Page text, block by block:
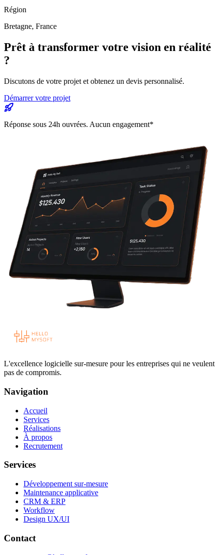
Région
Bretagne, France
Prêt à transformer votre vision en réalité
?
Discutons de votre projet et obtenez un devis personnalisé.
Démarrer votre projet
Réponse sous 24h ouvrées. Aucun engagement*
L'excellence logicielle sur-mesure pour les entreprises qui ne veulent
pas de compromis.
Navigation
Accueil
Services
Réalisations
À propos
Recrutement
Services
Développement sur-mesure
Maintenance applicative
CRM & ERP
Workflow
Design UX/UI
Contact